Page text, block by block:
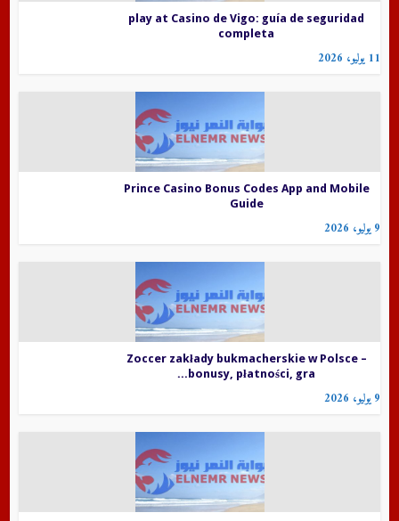
play at Casino de Vigo: guía de seguridad
completa
11 يوليو، 2026
Prince Casino Bonus Codes App and Mobile
Guide
9 يوليو، 2026
Zoccer zakłady bukmacherskie w Polsce –
bonusy, płatności, gra...
9 يوليو، 2026